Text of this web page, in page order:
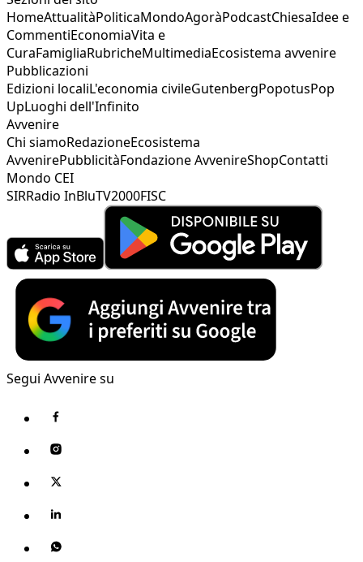
HomeAttualitàPoliticaMondoAgoràPodcastChiesaIdee e
CommentiEconomiaVita e
CuraFamigliaRubricheMultimediaEcosistema avvenire
Pubblicazioni
Edizioni localiL'economia civileGutenbergPopotusPop
UpLuoghi dell'Infinito
Avvenire
Chi siamoRedazioneEcosistema
AvvenirePubblicitàFondazione AvvenireShopContatti
Mondo CEI
SIRRadio InBluTV2000FISC
Segui Avvenire su